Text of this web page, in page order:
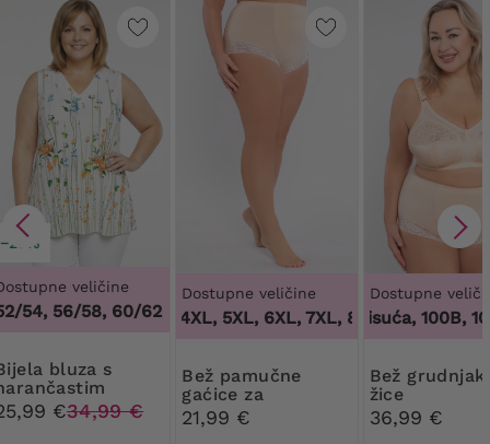
−25%
veličine
54, 56/58, 60/62
s
€34,99 €
Dostupne veličine
3XL, 4XL, 5XL, 6XL, 7XL, 8XL, 9XL, 3XL,
Bež pamučne
gaćice za
oblikovanje tijela s
čipkom
21,99 €
Dostupne
100 tisuća, 100B,
Bež grudnjak bez
žice
36,99 €